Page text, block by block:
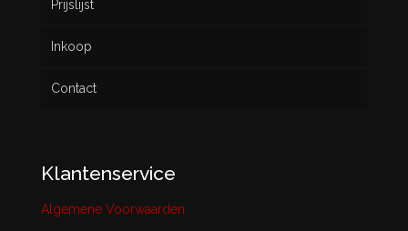
Prijslijst
Inkoop
Contact
Klantenservice
Algemene Voorwaarden